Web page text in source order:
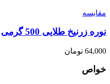
مقایسه
نوره زرنیخ طلایی 500 گرمی
64,000 تومان
خواص